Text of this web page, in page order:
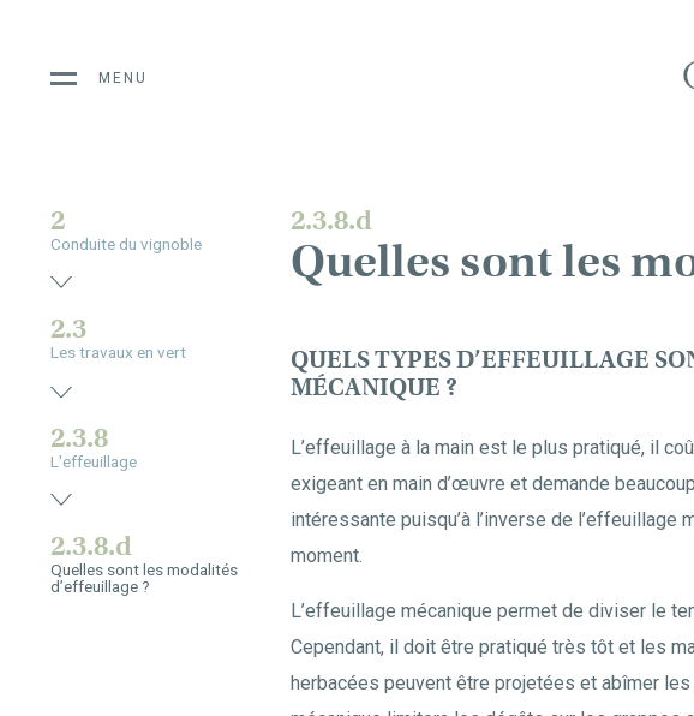
MENU
2.3.8.d
Quelles sont les
QUELS TYPES D’EFFEUILLAGE
MÉCANIQUE ?
L’effeuillage à la main est le plus pratiqué, il
exigeant en main d’œuvre et demande
intéressante puisqu’à l’inverse de l’effeuillage
moment.
L’effeuillage mécanique permet de diviser le
Cependant, il doit être pratiqué très tôt et les
herbacées peuvent être projetées et abîmer
2
Conduite du vignoble
2.3
Les travaux en vert
2.3.8
L'effeuillage
2.3.8.d
Quelles sont les modalités
d’effeuillage ?